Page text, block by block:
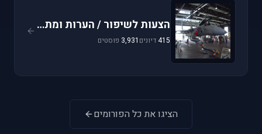
הצעות לשיפור / הערות ומתן פידבק
415דיונים 3,931 פוסטים
הציגו את כל הפורומים